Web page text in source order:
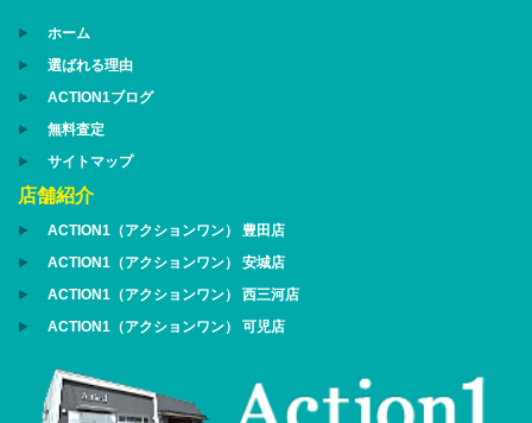
ホーム
選ばれる理由
ACTION1ブログ
無料査定
サイトマップ
店舗紹介
ACTION1（アクションワン） 豊田店
ACTION1（アクションワン） 安城店
ACTION1（アクションワン） 西三河店
ACTION1（アクションワン） 可児店